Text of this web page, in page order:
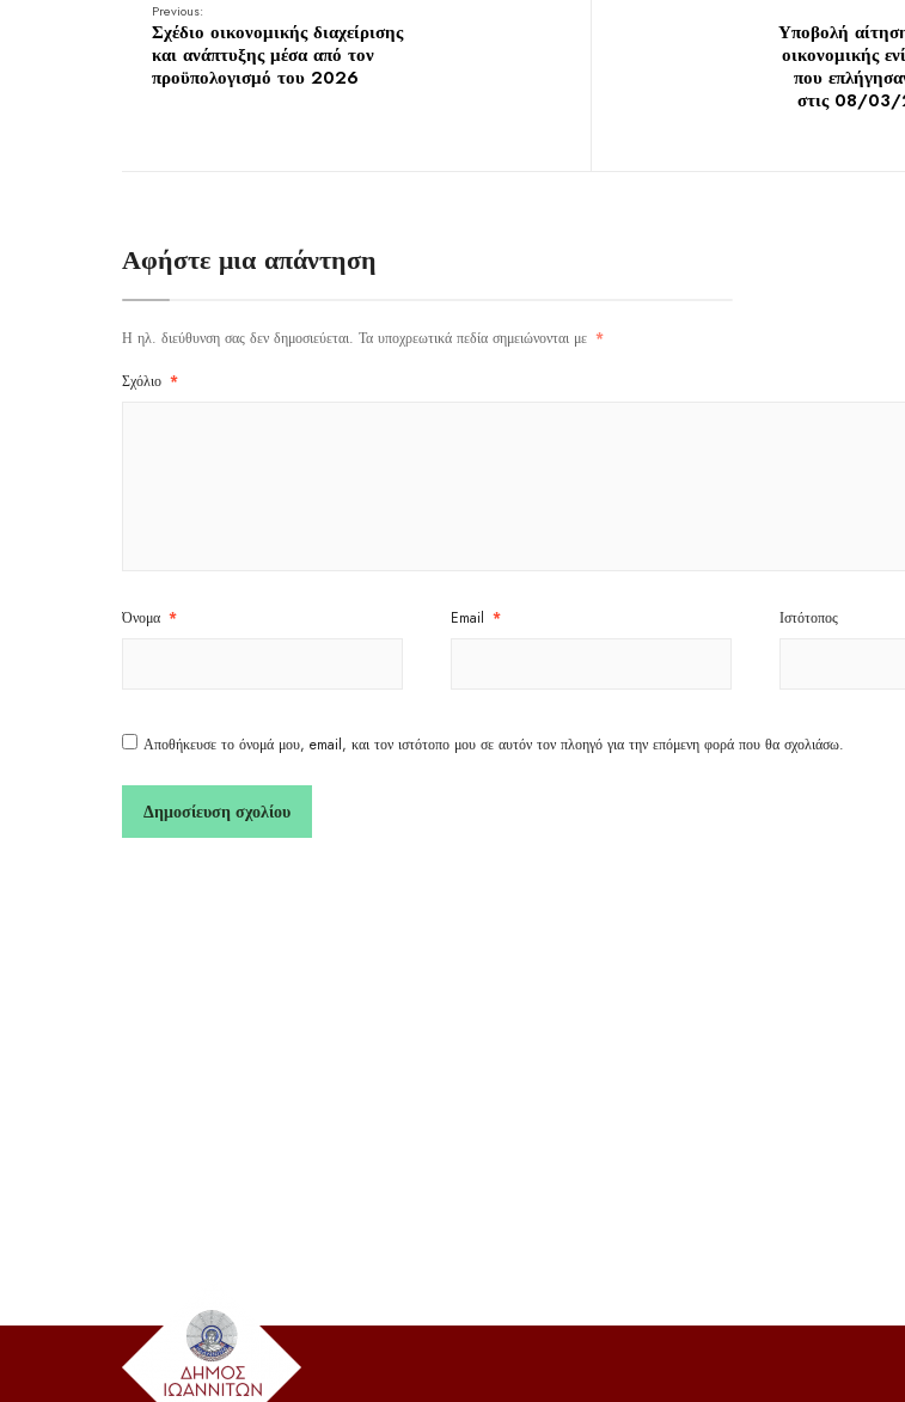
Previous:
Σχέδιο οικονομικής διαχείρισης
και ανάπτυξης μέσα από τον
προϋπολογισμό του 2026
Υποβολή
οικονομικής
που
στις 08/
Αφήστε μια απάντηση
Η ηλ. διεύθυνση σας δεν δημοσιεύεται. Τα υποχρεωτικά πεδία σημειώνονται με *
Σχόλιο *
Όνομα * Email * Ιστότοπος
Αποθήκευσε το όνομά μου, email, και τον ιστότοπο μου σε αυτόν τον πλοηγό για την επόμενη φορά που θα σχολιάσω.